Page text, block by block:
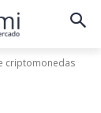
criptomonedas